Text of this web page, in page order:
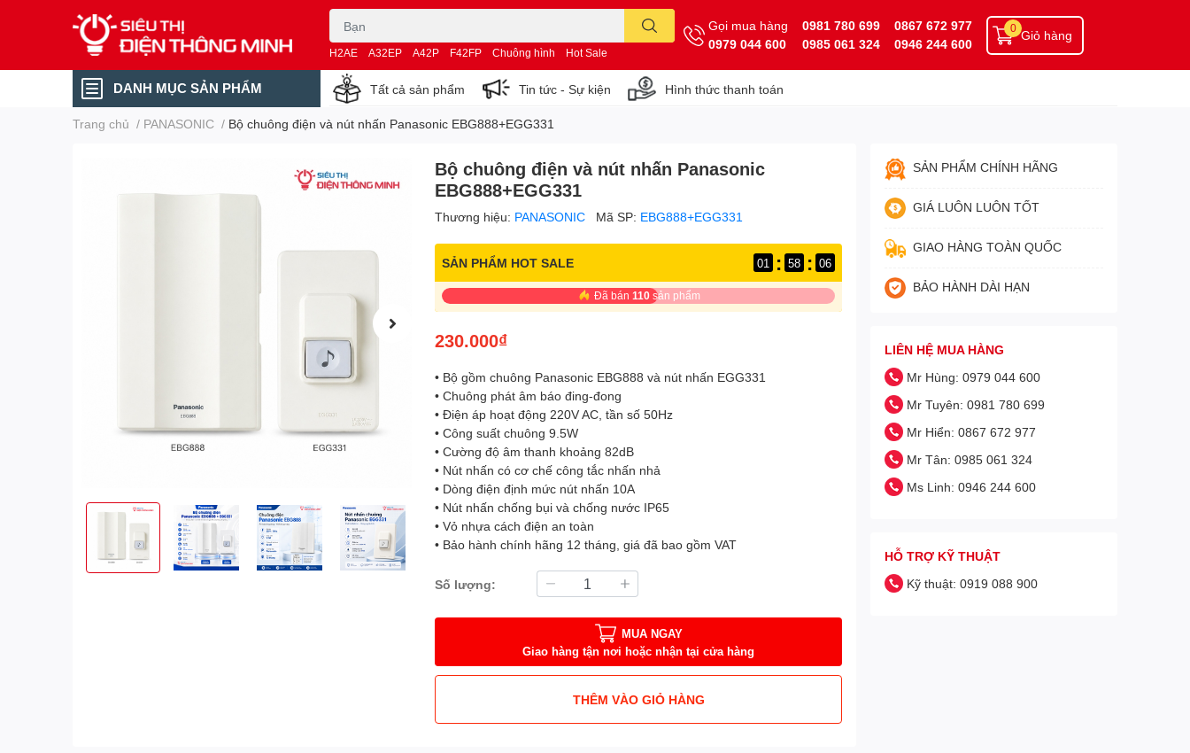
H2AE A32EP A42P F42FP Chuông hình Hot Sale
Gọi mua hàng
0979 044 600
0981 780 699
0985 061 324
0867 672 977
0946 244 600
Giỏ hàng
0
DANH MỤC SẢN PHẨM Tất cả sản phẩm Tin tức - Sự kiện Hình thức thanh toán
Trang chủ / PANASONIC / Bộ chuông điện và nút nhấn Panasonic EBG888+EGG331
Bộ chuông điện và nút nhấn Panasonic
EBG888+EGG331
Thương hiệu: PANASONIC Mã SP: EBG888+EGG331
SẢN PHẨM HOT SALE 01 : 58 : 05
Đã bán 110sản phẩm
230.000₫
• Bộ gồm chuông Panasonic EBG888 và nút nhấn EGG331
• Chuông phát âm báo đing-đong
• Điện áp hoạt động 220V AC, tần số 50Hz
• Công suất chuông 9.5W
• Cường độ âm thanh khoảng 82dB
• Nút nhấn có cơ chế công tắc nhấn nhả
• Dòng điện định mức nút nhấn 10A
• Nút nhấn chống bụi và chống nước IP65
• Vỏ nhựa cách điện an toàn
• Bảo hành chính hãng 12 tháng, giá đã bao gồm VAT
Số lượng:
MUA NGAY
Giao hàng tận nơi hoặc nhận tại cửa hàng
THÊM VÀO GIỎ HÀNG
SẢN PHẨM CHÍNH HÃNG
GIÁ LUÔN LUÔN TỐT
GIAO HÀNG TOÀN QUỐC
BẢO HÀNH DÀI HẠN
LIÊN HỆ MUA HÀNG
Mr Hùng: 0979 044 600
Mr Tuyên: 0981 780 699
Mr Hiển: 0867 672 977
Mr Tân: 0985 061 324
Ms Linh: 0946 244 600
HỖ TRỢ KỸ THUẬT
Kỹ thuật: 0919 088 900